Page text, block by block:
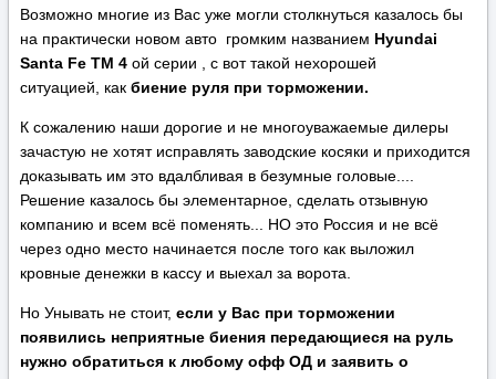
Возможно многие из Вас уже могли столкнуться казалось бы
на практически новом авто громким названием Hyundai
Santa Fe TM 4 ой серии , с вот такой нехорошей
ситуацией, как биение руля при торможении.
К сожалению наши дорогие и не многоуважаемые дилеры
зачастую не хотят исправлять заводские косяки и приходится
доказывать им это вдалбливая в безумные головые....
Решение казалось бы элементарное, сделать отзывную
компанию и всем всё поменять... НО это Россия и не всё
через одно место начинается после того как выложил
кровные денежки в кассу и выехал за ворота.
Но Унывать не стоит, если у Вас при торможении
появились неприятные биения передающиеся на руль
нужно обратиться к любому офф ОД и заявить о